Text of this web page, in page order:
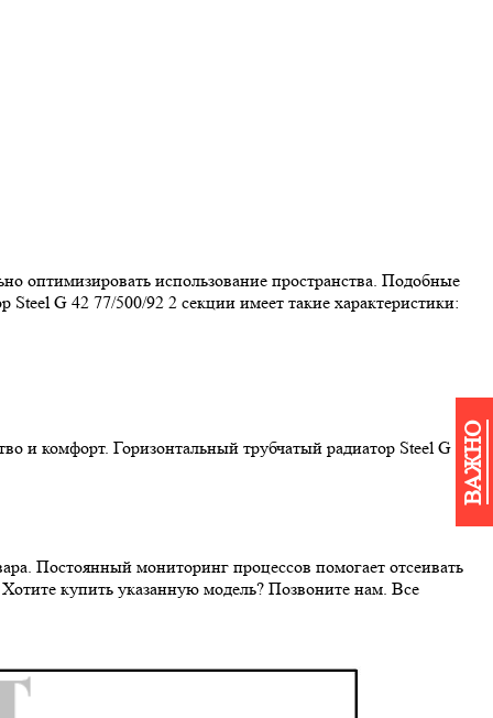
ВАЖНО
оптимизировать использование пространства. Подобные
G 42 77/500/92 2 секции имеет такие характеристики:
и комфорт. Горизонтальный трубчатый радиатор Steel G 42
Постоянный мониторинг процессов помогает отсеивать
купить указанную модель? Позвоните нам. Все